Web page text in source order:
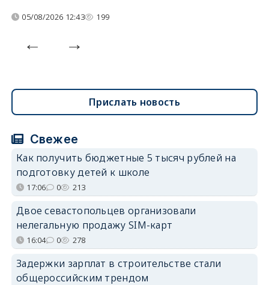
05/08/2026 12:43 199
Прислать новость
Свежее
Как получить бюджетные 5 тысяч рублей на
подготовку детей к школе
17:06 0 213
Двое севастопольцев организовали
нелегальную продажу SIM-карт
16:04 0 278
Задержки зарплат в строительстве стали
общероссийским трендом